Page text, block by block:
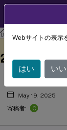
XenMobile
2リリース
May 19, 2025
寄稿者:
C
Webサイトの表示
はい いい